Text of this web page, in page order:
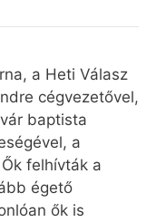
a Heti Válasz
cégvezetővel,
baptista
a
felhívták a
égető
ők is